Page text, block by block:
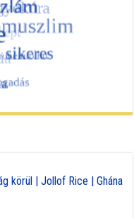
körül | Jollof Rice | Ghána